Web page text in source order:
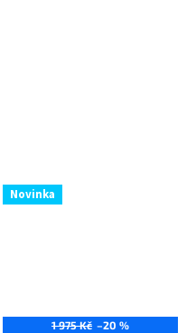
Novinka
1 975 Kč –20 %